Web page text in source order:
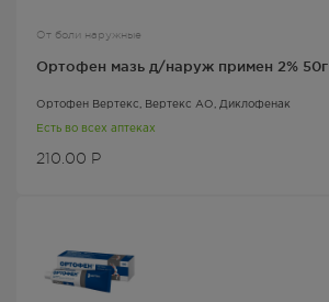
От боли наружные
Ортофен мазь д/наруж примен 2% 50г
Ортофен Вертекс , Вертекс АО, Диклофенак
Есть во всех аптеках
210.00 Р